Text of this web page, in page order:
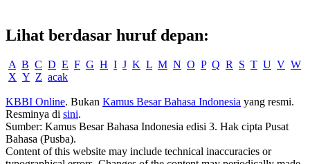
Lihat berdasar huruf depan:
A B C D E F G H I J K L M N O P Q R S T U V W
X Y Z acak
KBBI Online. Bukan Kamus Besar Bahasa Indonesia yang resmi.
Resminya di sini.
Sumber: Kamus Besar Bahasa Indonesia edisi 3. Hak cipta Pusat
Bahasa (Pusba).
Content of this website may include technical inaccuracies or